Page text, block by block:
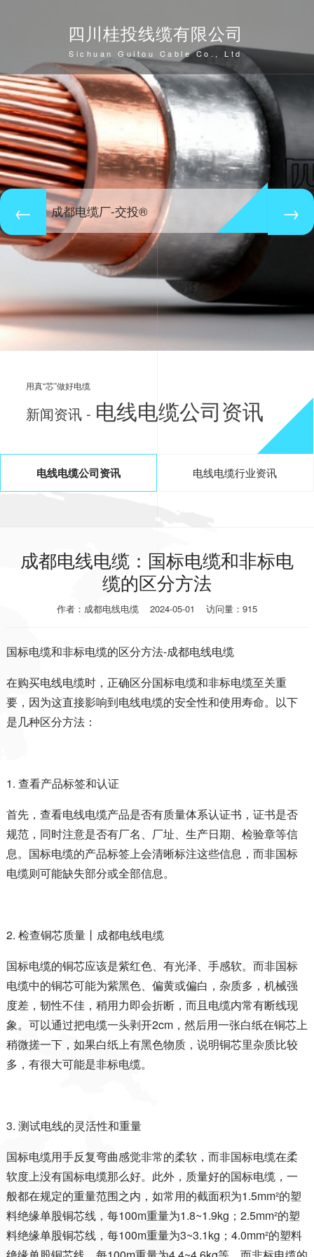
四川桂投线缆有限公司
Sichuan Guitou Cable Co., Ltd
成都电缆厂-交投®
用真“芯”做好电缆
新闻资讯 - 电线电缆公司资讯
电线电缆公司资讯 电线电缆行业资讯
成都电线电缆：国标电缆和非标电
缆的区分方法
作者：成都电线电缆 2024-05-01 访问量：915
国标电缆和非标电缆的区分方法-成都电线电缆
在购买电线电缆时，正确区分国标电缆和非标电缆至关重
要，因为这直接影响到电线电缆的安全性和使用寿命。以下
是几种区分方法：
1. 查看产品标签和认证
首先，查看电线电缆产品是否有质量体系认证书，证书是否
规范，同时注意是否有厂名、厂址、生产日期、检验章等信
息。国标电缆的产品标签上会清晰标注这些信息，而非国标
电缆则可能缺失部分或全部信息。
2. 检查铜芯质量丨 成都电线电缆
国标电缆的铜芯应该是紫红色、有光泽、手感软。而非国标
电缆中的铜芯可能为紫黑色、偏黄或偏白，杂质多，机械强
度差，韧性不佳，稍用力即会折断，而且电缆内常有断线现
象。可以通过把电缆一头剥开2cm，然后用一张白纸在铜芯上
稍微搓一下，如果白纸上有黑色物质，说明铜芯里杂质比较
多，有很大可能是非标电缆。
3. 测试电线的灵活性和重量
国标电缆用手反复弯曲感觉非常的柔软，而非国标电缆在柔
软度上没有国标电缆那么好。此外，质量好的国标电缆，一
般都在规定的重量范围之内，如常用的截面积为1.5mm²的塑
料绝缘单股铜芯线，每100m重量为1.8~1.9kg ； 2.5mm²的塑
料绝缘单股铜芯线，每100m重量为3~3.1kg ； 4.0mm²的塑料